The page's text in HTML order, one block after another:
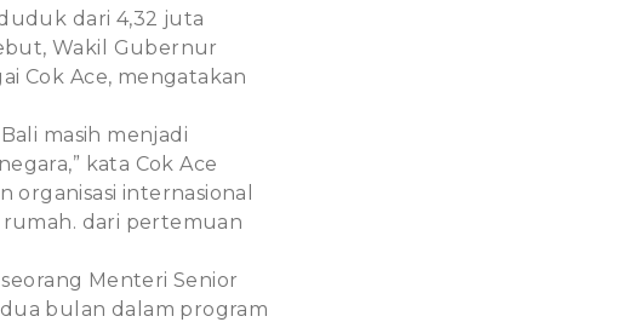
dari 4,32 juta
Wakil Gubernur
Cok Ace, mengatakan
masih menjadi
kata Cok Ace
internasional
rumah. dari pertemuan
Menteri Senior
bulan dalam program